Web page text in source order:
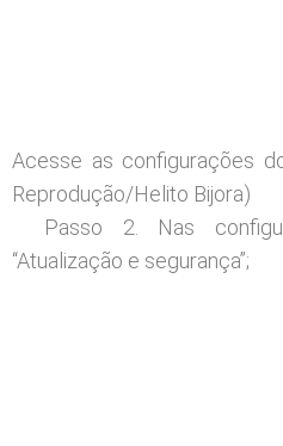
Acesse as configurações
Reprodução/Helito Bijora)
Passo 2. Nas
“Atualização e segurança”;